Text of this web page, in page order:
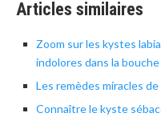
Articles similaires
Zoom sur les kystes
indolores dans la bouche
Les remèdes miracles
Connaître le kyste